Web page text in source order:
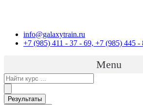
info@galaxytrain.ru
+7 (985) 411 - 37 - 69, +7 (985) 445 -
Menu
Search
...
Результаты